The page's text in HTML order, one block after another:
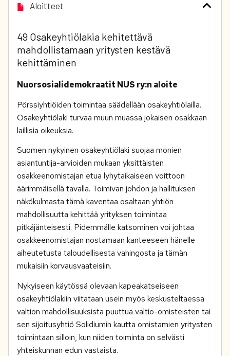
Aloitteet
49 Osakeyhtiölakia kehitettävä
mahdollistamaan yritysten kestävä
kehittäminen
Nuorsosialidemokraatit NUS ry:n aloite
Pörssiyhtiöiden toimintaa säädellään osakeyhtiölailla.
Osakeyhtiölaki turvaa muun muassa jokaisen osakkaan
laillisia oikeuksia.
Suomen nykyinen osakeyhtiölaki suojaa monien
asiantuntija-arvioiden mukaan yksittäisten
osakkeenomistajan etua lyhytaikaiseen voittoon
äärimmäisellä tavalla. Toimivan johdon ja hallituksen
näkökulmasta tämä kaventaa osaltaan yhtiön
mahdollisuutta kehittää yrityksen toimintaa
pitkäjänteisesti. Pidemmälle katsominen voi johtaa
osakkeenomistajan nostamaan kanteeseen hänelle
aiheutetusta taloudellisesta vahingosta ja tämän
mukaisiin korvausvaateisiin.
Nykyiseen käytössä olevaan kapeakatseiseen
osakeyhtiölakiin viitataan usein myös keskusteltaessa
valtion mahdollisuuksista puuttua valtio-omisteisten tai
sen sijoitusyhtiö Solidiumin kautta omistamien yritysten
toimintaan silloin, kun niiden toiminta on selvästi
yhteiskunnan edun vastaista.